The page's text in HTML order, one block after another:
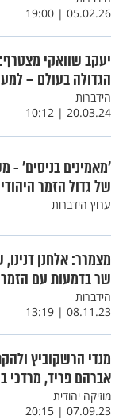
05.02.26 | 19:00
יעקב שוואקי
הגדולה בעולם –
הידברות
20.03.24 | 10:12
'מאמינים בניסים' -
של גדול הזמר
ערוץ הידברות
מצמרר: אלחנן
שר בדמעות עם
הידברות
08.11.23 | 13:19
מנדי הרשקוביץ
אברהם פריד, מרדכי
מוזיקה יהודית
07.09.23 | 20:15